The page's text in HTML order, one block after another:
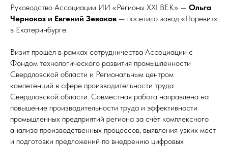
Руководство Ассоциации ИИ «Регионы XXI ВЕК» — Ольга
Чернокоз и Евгений Зеваков — посетило завод «Поревит»
в Екатеринбурге.
Визит прошёл в рамках сотрудничества Ассоциации с
Фондом технологического развития промышленности
Свердловской области и Региональным центром
компетенций в сфере производительности труда
Свердловской области. Совместная работа направлена на
повышение производительности труда и эффективности
промышленных предприятий региона за счёт комплексного
анализа производственных процессов, выявления узких мест
и подготовки предложений по внедрению цифровых